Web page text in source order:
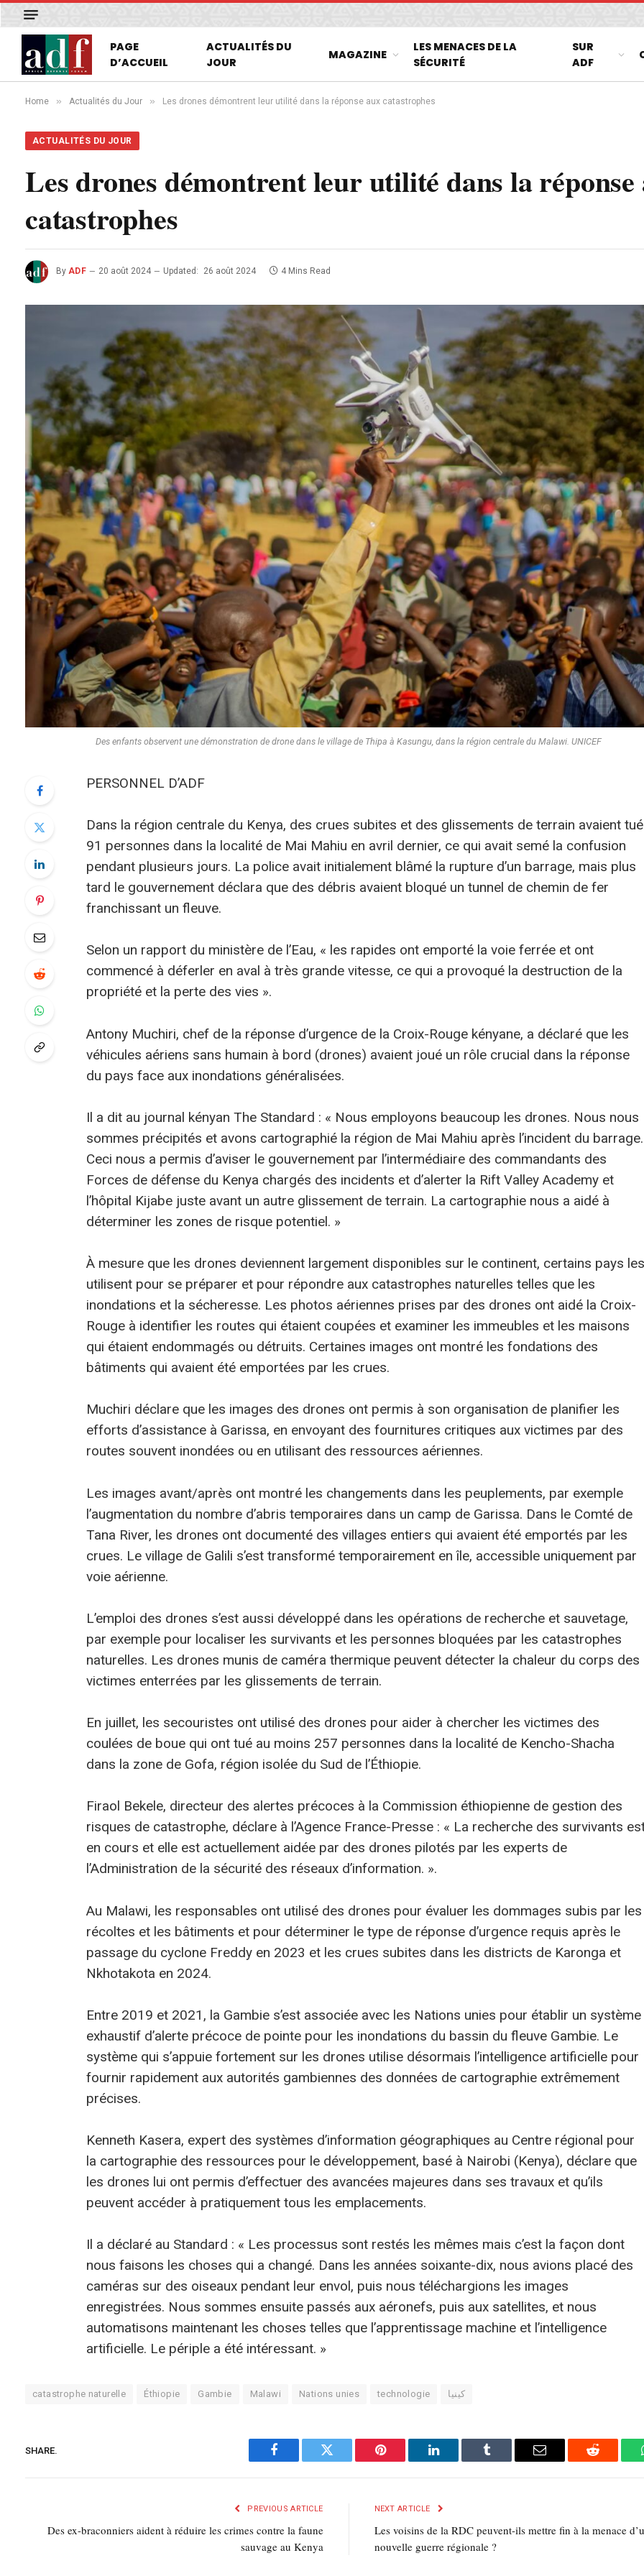
PAGE
D’ACCUEIL
ACTUALITÉS DU
JOUR
MAGAZINE
LES MENACES DE LA
SÉCURITÉ
SUR
ADF
Home » Actualités du Jour » Les drones démontrent leur utilité dans la réponse aux catastrophes
ACTUALITÉS DU JOUR
Les drones démontrent leur utilité dans la réponse
catastrophes
By ADF 20 août 2024 Updated: 26 août 2024 4 Mins Read
Des enfants observent une démonstration de drone dans le village de Thipa à Kasungu, dans la région centrale du Malawi. UNICEF
PERSONNEL D’ADF
Dans la région centrale du Kenya, des crues subites et des glissements de terrain avaient tué
91 personnes dans la localité de Mai Mahiu en avril dernier, ce qui avait semé la confusion
pendant plusieurs jours. La police avait initialement blâmé la rupture d’un barrage, mais plus
tard le gouvernement déclara que des débris avaient bloqué un tunnel de chemin de fer
franchissant un fleuve.
Selon un rapport du ministère de l’Eau, « les rapides ont emporté la voie ferrée et ont
commencé à déferler en aval à très grande vitesse, ce qui a provoqué la destruction de la
propriété et la perte des vies ».
Antony Muchiri, chef de la réponse d’urgence de la Croix-Rouge kényane, a déclaré que les
véhicules aériens sans humain à bord (drones) avaient joué un rôle crucial dans la réponse
du pays face aux inondations généralisées.
Il a dit au journal kényan The Standard : « Nous employons beaucoup les drones. Nous nous
sommes précipités et avons cartographié la région de Mai Mahiu après l’incident du barrage.
Ceci nous a permis d’aviser le gouvernement par l’intermédiaire des commandants des
Forces de défense du Kenya chargés des incidents et d’alerter la Rift Valley Academy et
l’hôpital Kijabe juste avant un autre glissement de terrain. La cartographie nous a aidé à
déterminer les zones de risque potentiel. »
À mesure que les drones deviennent largement disponibles sur le continent, certains pays les
utilisent pour se préparer et pour répondre aux catastrophes naturelles telles que les
inondations et la sécheresse. Les photos aériennes prises par des drones ont aidé la Croix-
Rouge à identifier les routes qui étaient coupées et examiner les immeubles et les maisons
qui étaient endommagés ou détruits. Certaines images ont montré les fondations des
bâtiments qui avaient été emportées par les crues.
Muchiri déclare que les images des drones ont permis à son organisation de planifier les
efforts d’assistance à Garissa, en envoyant des fournitures critiques aux victimes par des
routes souvent inondées ou en utilisant des ressources aériennes.
Les images avant/après ont montré les changements dans les peuplements, par exemple
l’augmentation du nombre d’abris temporaires dans un camp de Garissa. Dans le Comté de
Tana River, les drones ont documenté des villages entiers qui avaient été emportés par les
crues. Le village de Galili s’est transformé temporairement en île, accessible uniquement par
voie aérienne.
L’emploi des drones s’est aussi développé dans les opérations de recherche et sauvetage,
par exemple pour localiser les survivants et les personnes bloquées par les catastrophes
naturelles. Les drones munis de caméra thermique peuvent détecter la chaleur du corps des
victimes enterrées par les glissements de terrain.
En juillet, les secouristes ont utilisé des drones pour aider à chercher les victimes des
coulées de boue qui ont tué au moins 257 personnes dans la localité de Kencho-Shacha
dans la zone de Gofa, région isolée du Sud de l’Éthiopie.
Firaol Bekele, directeur des alertes précoces à la Commission éthiopienne de gestion des
risques de catastrophe, déclare à l’Agence France-Presse : « La recherche des survivants
en cours et elle est actuellement aidée par des drones pilotés par les experts de
l’Administration de la sécurité des réseaux d’information. ».
Au Malawi, les responsables ont utilisé des drones pour évaluer les dommages subis par les
récoltes et les bâtiments et pour déterminer le type de réponse d’urgence requis après le
passage du cyclone Freddy en 2023 et les crues subites dans les districts de Karonga et
Nkhotakota en 2024.
Entre 2019 et 2021, la Gambie s’est associée avec les Nations unies pour établir un système
exhaustif d’alerte précoce de pointe pour les inondations du bassin du fleuve Gambie. Le
système qui s’appuie fortement sur les drones utilise désormais l’intelligence artificielle pour
fournir rapidement aux autorités gambiennes des données de cartographie extrêmement
précises.
Kenneth Kasera, expert des systèmes d’information géographiques au Centre régional pour
la cartographie des ressources pour le développement, basé à Nairobi (Kenya), déclare que
les drones lui ont permis d’effectuer des avancées majeures dans ses travaux et qu’ils
peuvent accéder à pratiquement tous les emplacements.
Il a déclaré au Standard : « Les processus sont restés les mêmes mais c’est la façon dont
nous faisons les choses qui a changé. Dans les années soixante-dix, nous avions placé des
caméras sur des oiseaux pendant leur envol, puis nous téléchargions les images
enregistrées. Nous sommes ensuite passés aux aéronefs, puis aux satellites, et nous
automatisons maintenant les choses telles que l’apprentissage machine et l’intelligence
artificielle. Le périple a été intéressant. »
catastrophe naturelle Éthiopie Gambie Malawi Nations unies technologie كينيا
SHARE.
Facebook Twitter Pinterest LinkedIn Tumblr
E-
Reddit
PREVIOUS ARTICLE
Des ex-braconniers aident à réduire les crimes contre la faune
sauvage au Kenya
NEXT ARTICLE
Les voisins de la RDC peuvent-ils mettre fin à la menace
nouvelle guerre régionale ?